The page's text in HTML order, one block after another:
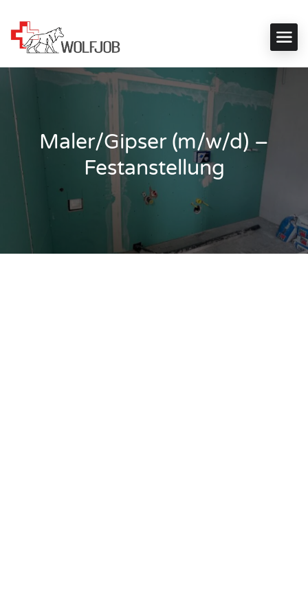
Maler/Gipser (m/w/d) –
Festanstellung